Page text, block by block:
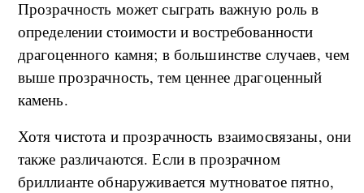
Прозрачность может сыграть важную роль в
определении стоимости и востребованности
драгоценного камня; в большинстве случаев, чем
выше прозрачность, тем ценнее драгоценный
камень.
Хотя чистота и прозрачность взаимосвязаны, они
также различаются. Если в прозрачном
бриллианте обнаруживается мутноватое пятно,